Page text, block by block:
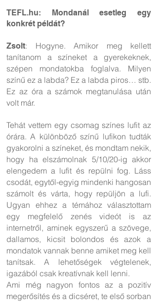
TEFL.hu: Mondanál esetleg egy
konkrét példát?
Zsolt: Hogyne. Amikor meg kellett
tanítanom a színeket a gyerekeknek,
szépen mondatokba foglalva. Milyen
színű ez a labda? Ez a labda piros… stb.
Ez az óra a számok megtanulása után
volt már.
Tehát vettem egy csomag színes lufit az
órára. A különböző színű lufikon tudták
gyakorolni a színeket, és mondtam nekik,
hogy ha elszámolnak 5/10/20-ig akkor
elengedem a lufit és repülni fog. Láss
csodát, egytől-egyig mindenki hangosan
számolt és várta, hogy repüljön a lufi.
Ugyan ehhez a témához választottam
egy megfelelő zenés videót is az
internetről, aminek egyszerű a szövege,
dallamos, kicsit bolondos és azok a
mondatok vannak benne amiket meg kell
tanítsak. A lehetőségek végtelenek,
igazából csak kreatívnak kell lenni.
Ami még nagyon fontos az a pozitív
megerősítés és a dicséret, te első sorban